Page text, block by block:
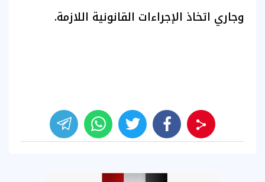
وجاري اتخاذ الإجراءات القانونية اللازمة.